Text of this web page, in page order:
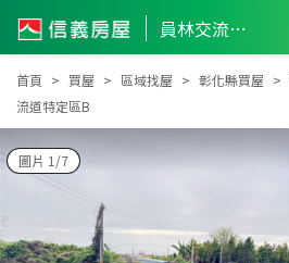
員林交流道特定區B
首頁 買屋 區域找屋 彰化縣買屋
流道特定區B
圖片 1/7